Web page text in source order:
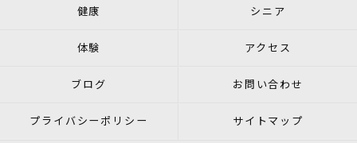
健康 シニア
体験 アクセス
ブログ お問い合わせ
プライバシーポリシー サイトマップ